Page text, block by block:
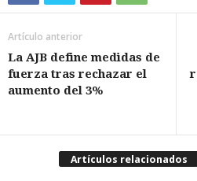
Artículo anterior
La AJB define medidas de
fuerza tras rechazar el
aumento del 3%
Artículos relacionados